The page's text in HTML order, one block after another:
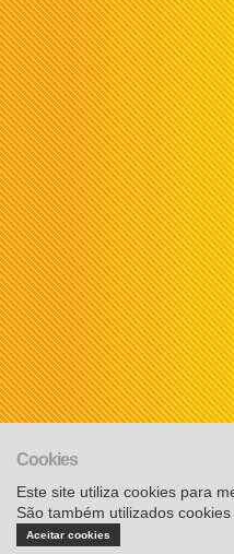
Cookies
Este site utiliza cookies para
São também utilizados cookies
Aceitar cookies